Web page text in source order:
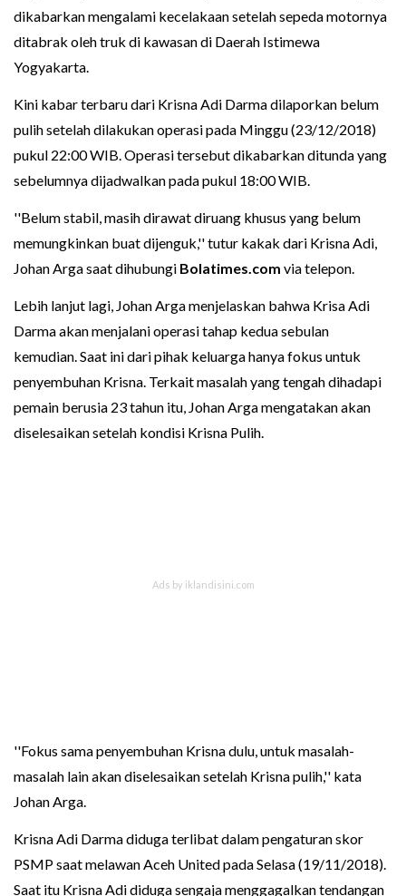
dikabarkan mengalami kecelakaan setelah sepeda motornya
ditabrak oleh truk di kawasan di Daerah Istimewa
Yogyakarta.
Kini kabar terbaru dari Krisna Adi Darma dilaporkan belum
pulih setelah dilakukan operasi pada Minggu (23/12/2018)
pukul 22:00 WIB. Operasi tersebut dikabarkan ditunda yang
sebelumnya dijadwalkan pada pukul 18:00 WIB.
''Belum stabil, masih dirawat diruang khusus yang belum
memungkinkan buat dijenguk,'' tutur kakak dari Krisna Adi,
Johan Arga saat dihubungi Bolatimes.com via telepon.
Lebih lanjut lagi, Johan Arga menjelaskan bahwa Krisa Adi
Darma akan menjalani operasi tahap kedua sebulan
kemudian. Saat ini dari pihak keluarga hanya fokus untuk
penyembuhan Krisna. Terkait masalah yang tengah dihadapi
pemain berusia 23 tahun itu, Johan Arga mengatakan akan
diselesaikan setelah kondisi Krisna Pulih.
''Fokus sama penyembuhan Krisna dulu, untuk masalah-
masalah lain akan diselesaikan setelah Krisna pulih,'' kata
Johan Arga.
Krisna Adi Darma diduga terlibat dalam pengaturan skor
PSMP saat melawan Aceh United pada Selasa (19/11/2018).
Saat itu Krisna Adi diduga sengaja menggagalkan tendangan